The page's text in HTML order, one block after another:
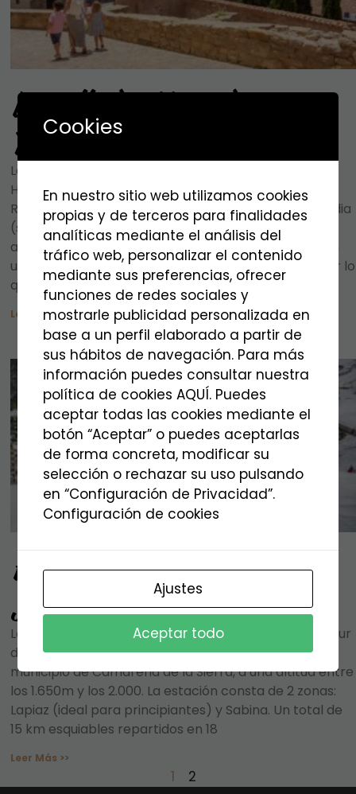
La villa de Mora de
Rubielos
La villa de Mora de Rubielos, es declarada Conjunto
Histórico-Artístico en 1978. El Castillo de Mora de
Rubielos o Castillo Palacio de los Fernández de Heredia
(siglo XII) se alza sobre una plataforma rocosa en lo
alto de la villa. No fue concebido exclusivamente con
una finalidad castrense, sino también residencial, por lo
que combina elementos de arquitectura
Leer Más >>
Estación de Esquí de
Javalambre
La estación de esquí de Javalambre está situada al sur
de Teruel en la sierra de Gúdar-Javalambre, en el
municipio de Camarena de la Sierra, a una altitud entre
los 1.650m y los 2.000. La estación consta de 2 zonas:
Lapiaz (ideal para principiantes) y Sabina. Un total de
15 km esquiables repartidos en 18
Leer Más >>
1 2
Cookies
En nuestro sitio web utilizamos cookies
propias y de terceros para finalidades
analíticas mediante el análisis del
tráfico web, personalizar el contenido
mediante sus preferencias, ofrecer
funciones de redes sociales y
mostrarle publicidad personalizada en
base a un perfil elaborado a partir de
sus hábitos de navegación. Para más
información puedes consultar nuestra
política de cookies AQUÍ. Puedes
aceptar todas las cookies mediante el
botón “Aceptar” o puedes aceptarlas
de forma concreta, modificar su
selección o rechazar su uso pulsando
en “Configuración de Privacidad”.
Configuración de cookies
Ajustes
Aceptar todo